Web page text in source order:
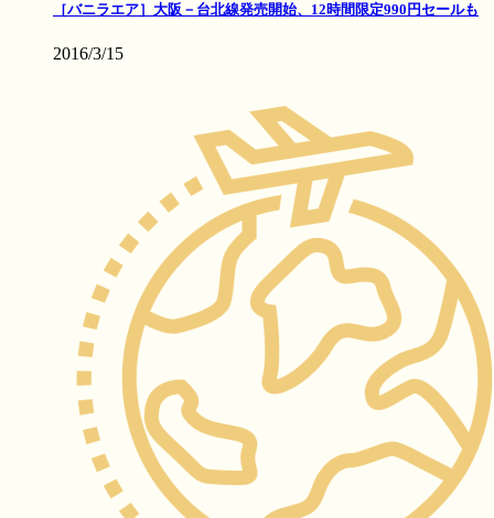
［バニラエア］大阪－台北線発売開始、12時間限定990円セールも
2016/3/15